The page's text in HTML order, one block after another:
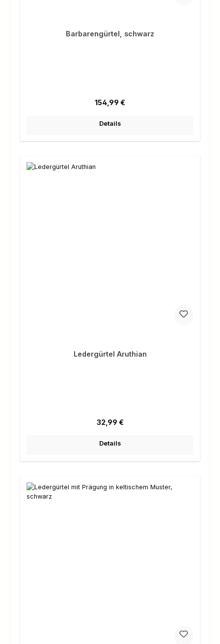
Barbarengürtel, schwarz
Regulärer Preis:
154,99 €
Details
Ledergürtel Aruthian
Regulärer Preis:
32,99 €
Details